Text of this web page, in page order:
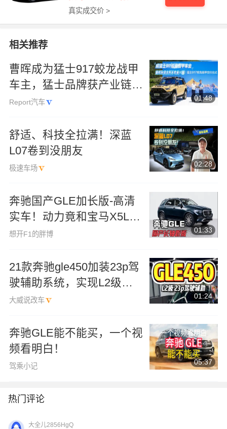
真实成交价 >
相关推荐
曹晖成为猛士917蛟龙战甲
车主，猛士品牌获产业链专
业认可
Report汽车
01:48
舒适、科技全拉满！深蓝
L07卷到没朋友
极速车场
02:28
奔驰国产GLE加长版-高清
实车！动力竟和宝马X5L一
模一样？
想开F1的胖博
01:33
21款奔驰gle450加装23p驾
驶辅助系统，实现L2级辅
助功能
大威说改车
01:24
奔驰GLE能不能买，一个视
频看明白！
驾乘小记
05:37
热门评论
大全儿2856HgQ